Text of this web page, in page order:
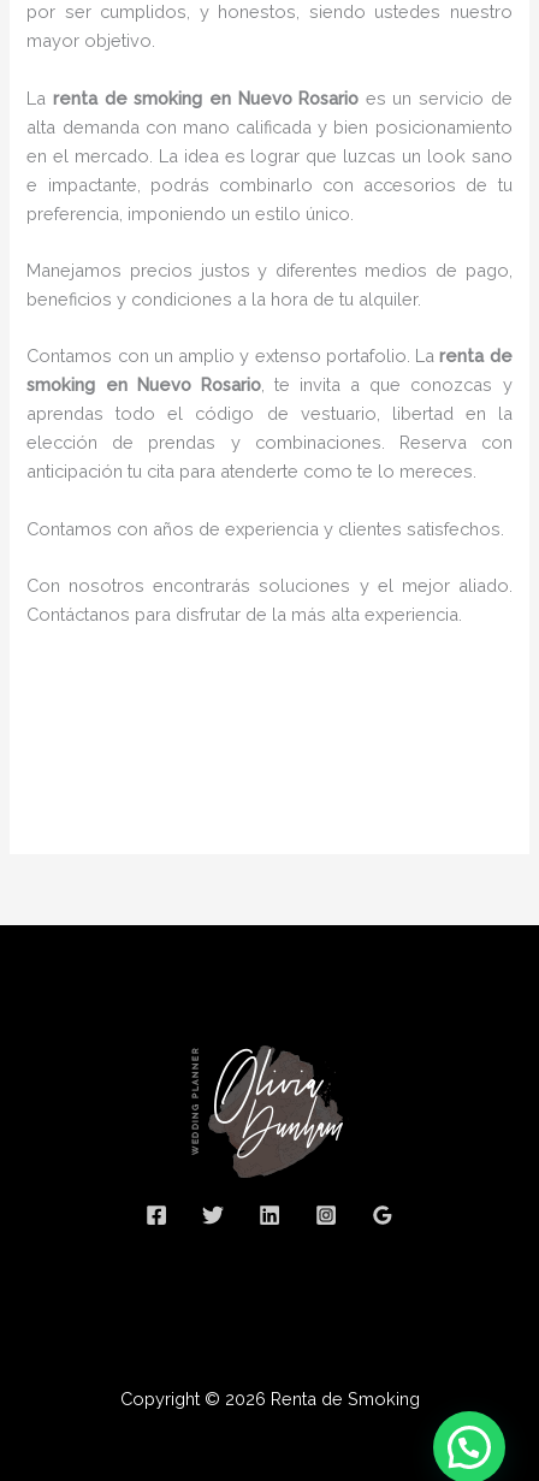
por ser cumplidos, y honestos, siendo ustedes nuestro
mayor objetivo.
Larenta de smoking en Nuevo Rosario es un servicio de
alta demanda con mano calificada y bien posicionamiento
en el mercado. La idea es lograr que luzcas un look sano
e impactante, podrás combinarlo con accesorios de tu
preferencia, imponiendo un estilo único.
Manejamos precios justos y diferentes medios de pago,
beneficios y condiciones a la hora de tu alquiler.
Contamos con un amplio y extenso portafolio. Larenta de
smoking en Nuevo Rosario, te invita a que conozcas y
aprendas todo el código de vestuario, libertad en la
elección de prendas y combinaciones. Reserva con
anticipación tu cita para atenderte como te lo mereces.
Contamos con años de experiencia y clientes satisfechos.
Con nosotros encontrarás soluciones y el mejor aliado.
Contáctanos para disfrutar de la más alta experiencia.
Copyright © 2026 Renta de Smoking